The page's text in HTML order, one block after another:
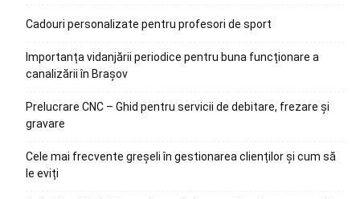
Cadouri personalizate pentru profesori de sport
Importanța vidanjării periodice pentru buna funcționare a
canalizării în Brașov
Prelucrare CNC – Ghid pentru servicii de debitare, frezare și
gravare
Cele mai frecvente greșeli în gestionarea clienților și cum să
le eviți